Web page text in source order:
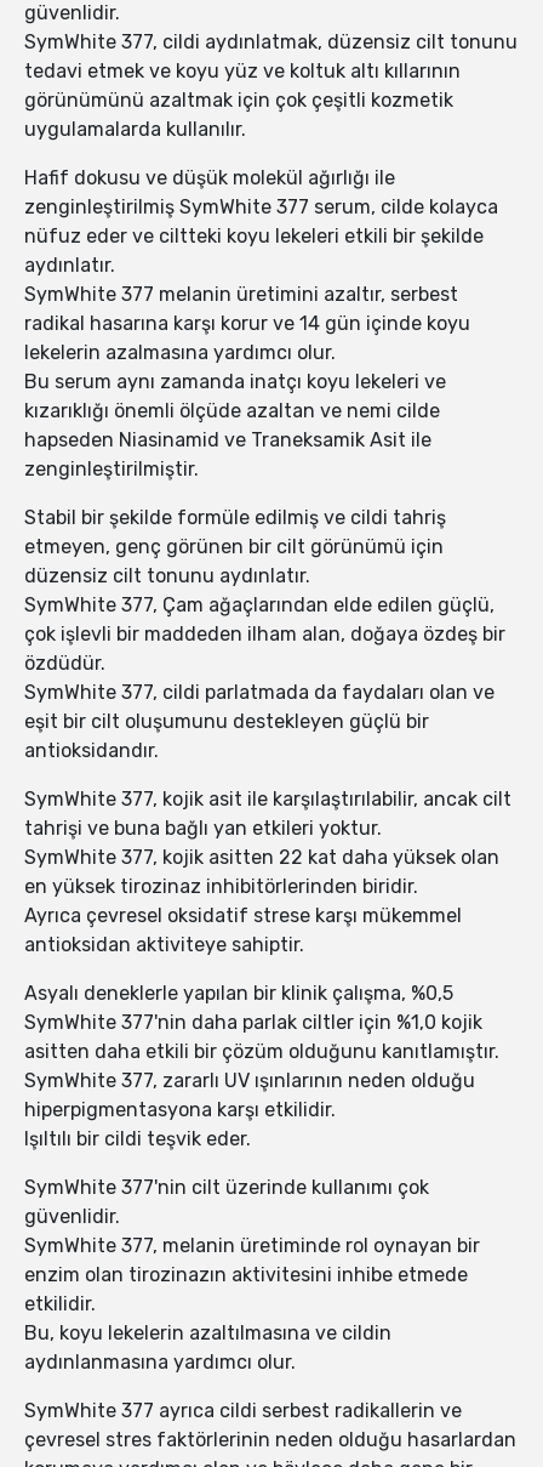
güvenlidir.
SymWhite 377, cildi aydınlatmak, düzensiz cilt tonunu
tedavi etmek ve koyu yüz ve koltuk altı kıllarının
görünümünü azaltmak için çok çeşitli kozmetik
uygulamalarda kullanılır.
Hafif dokusu ve düşük molekül ağırlığı ile
zenginleştirilmiş SymWhite 377 serum, cilde kolayca
nüfuz eder ve ciltteki koyu lekeleri etkili bir şekilde
aydınlatır.
SymWhite 377 melanin üretimini azaltır, serbest
radikal hasarına karşı korur ve 14 gün içinde koyu
lekelerin azalmasına yardımcı olur.
Bu serum aynı zamanda inatçı koyu lekeleri ve
kızarıklığı önemli ölçüde azaltan ve nemi cilde
hapseden Niasinamid ve Traneksamik Asit ile
zenginleştirilmiştir.
Stabil bir şekilde formüle edilmiş ve cildi tahriş
etmeyen, genç görünen bir cilt görünümü için
düzensiz cilt tonunu aydınlatır.
SymWhite 377, Çam ağaçlarından elde edilen güçlü,
çok işlevli bir maddeden ilham alan, doğaya özdeş bir
özdüdür.
SymWhite 377, cildi parlatmada da faydaları olan ve
eşit bir cilt oluşumunu destekleyen güçlü bir
antioksidandır.
SymWhite 377, kojik asit ile karşılaştırılabilir, ancak cilt
tahrişi ve buna bağlı yan etkileri yoktur.
SymWhite 377, kojik asitten 22 kat daha yüksek olan
en yüksek tirozinaz inhibitörlerinden biridir.
Ayrıca çevresel oksidatif strese karşı mükemmel
antioksidan aktiviteye sahiptir.
Asyalı deneklerle yapılan bir klinik çalışma, %0,5
SymWhite 377'nin daha parlak ciltler için %1,0 kojik
asitten daha etkili bir çözüm olduğunu kanıtlamıştır.
SymWhite 377, zararlı UV ışınlarının neden olduğu
hiperpigmentasyona karşı etkilidir.
Işıltılı bir cildi teşvik eder.
SymWhite 377'nin cilt üzerinde kullanımı çok
güvenlidir.
SymWhite 377, melanin üretiminde rol oynayan bir
enzim olan tirozinazın aktivitesini inhibe etmede
etkilidir.
Bu, koyu lekelerin azaltılmasına ve cildin
aydınlanmasına yardımcı olur.
SymWhite 377 ayrıca cildi serbest radikallerin ve
çevresel stres faktörlerinin neden olduğu hasarlardan